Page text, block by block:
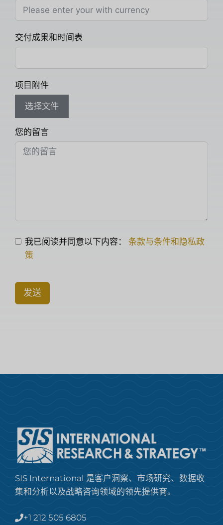
交付成果和时间表
项目附件
选择文件
您的留言
我已阅读并同意以下内容： 条款与条件和隐私政
策
发送
SIS International 是客户洞察、市场研究、数据收
集和分析以及战略咨询领域的领先提供商。
+1 212 505 6805